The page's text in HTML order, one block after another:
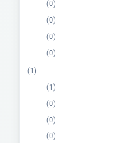
(0)
(0)
(0)
(0)
(1)
(1)
(0)
(0)
(0)